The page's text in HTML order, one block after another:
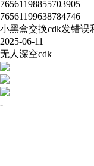
76561198855703905
76561199638784746
小黑盒交换cdk发错误
2025-06-11
无人深空cdk
-